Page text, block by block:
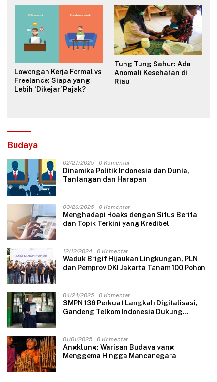
Lowongan Kerja Formal vs
Freelance: Siapa yang
Lebih ‘Dikejar’ Pajak?
Tung Tung Sahur: Ada
Anomali Kesehatan di
Riau
Budaya
02/27/2025 0 Komentar
Dinamika Politik Indonesia dan Dunia,
Tantangan dan Harapan
03/26/2025 0 Komentar
Menghadapi Hoaks dengan Situs Berita
dan Topik Terkini yang Kredibel
12/12/2024 0 Komentar
Waduk Brigif Hijaukan Lingkungan, PLN
dan Pemprov DKI Jakarta Tanam 100 Pohon
04/24/2025 0 Komentar
SMPN 136 Perkuat Langkah Digitalisasi,
Gandeng Telkom Indonesia Dukung
01/01/2025 0 Komentar
Angklung: Warisan Budaya yang
Menggema Hingga Mancanegara